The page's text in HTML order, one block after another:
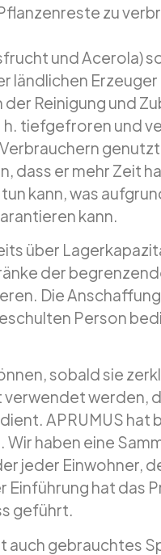
zu
und Acerola)
ländlichen
Reinigung und
tiefgefroren und
dass er mehr Zeit
kann, was
kann.
über
der
Die
Person
sobald sie
werden,
APRUMUS hat
haben eine
jeder Einwohner,
hat das
geführt.
gebrauchtes